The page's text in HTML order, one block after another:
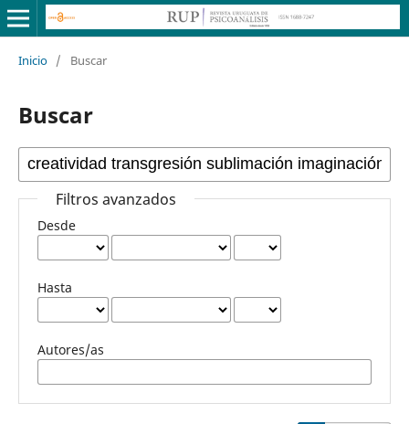
Inicio / Buscar
Buscar
Filtros avanzados
Desde
Hasta
Autores/as